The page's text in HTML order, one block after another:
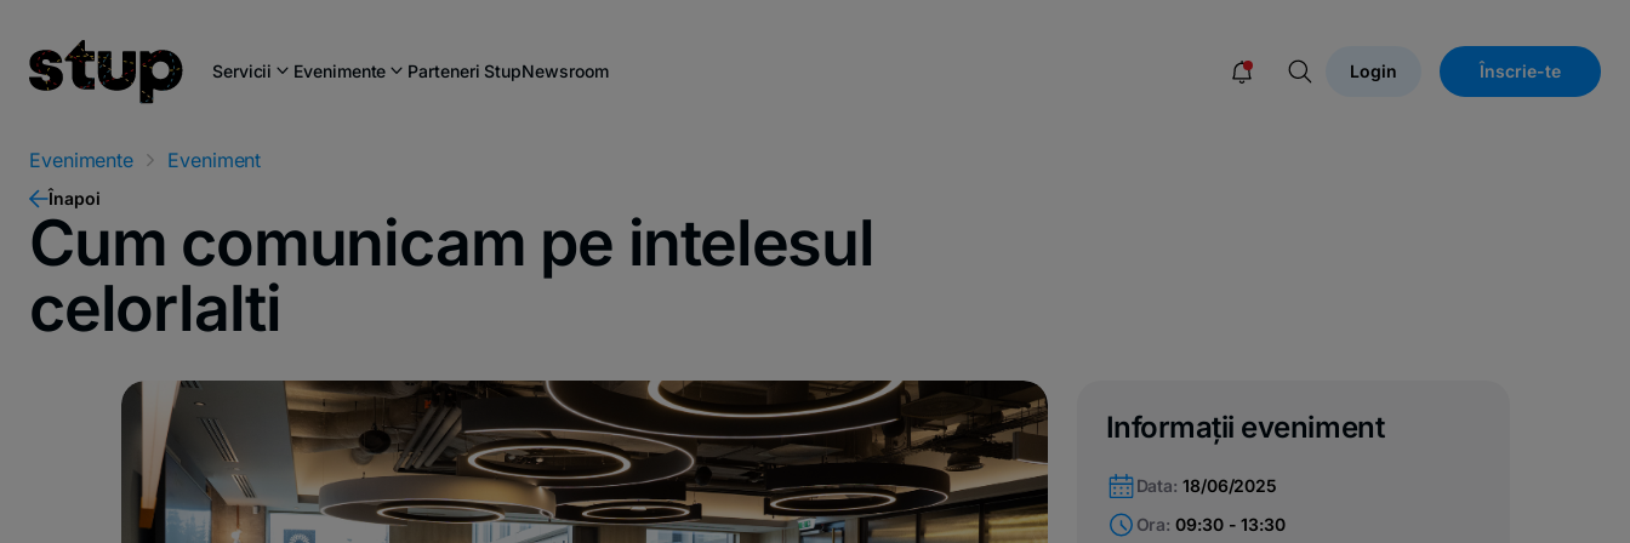
Servicii Evenimente Parteneri StupNewsroom Login Înscrie-te
Evenimente Eveniment
Înapoi
Cum comunicam pe intelesul
celorlalti
Informații eveniment
Data: 18/06/2025
Ora:09:30 - 13:30